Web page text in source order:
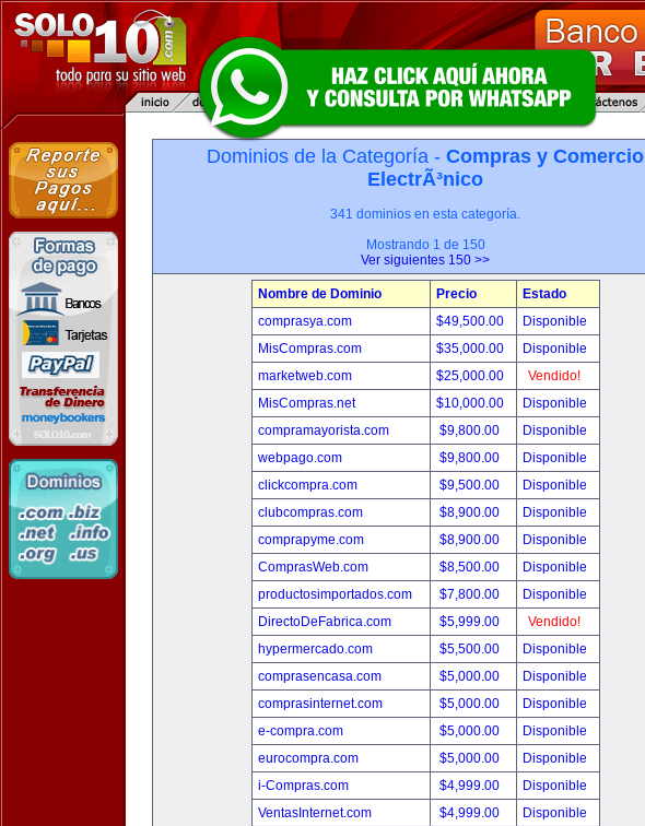
Dominios de la Categoría - Compras y Comercio
ElectrÃ³nico
341 dominios en esta categoría.
Mostrando 1 de 150
Ver siguientes 150 >>
Nombre de Dominio Precio
Estado
comprasya.com
$49,500.00
Disponible
MisCompras.com
$35,000.00
Disponible
marketweb.com
$25,000.00
Vendido!
MisCompras.net
$10,000.00
Disponible
compramayorista.com
$9,800.00
Disponible
webpago.com
$9,800.00
Disponible
clickcompra.com
$9,500.00
Disponible
clubcompras.com
$8,900.00
Disponible
comprapyme.com
$8,900.00
Disponible
ComprasWeb.com
$8,500.00
Disponible
productosimportados.com
$7,800.00
Disponible
DirectoDeFabrica.com
$5,999.00
Vendido!
hypermercado.com
$5,500.00
Disponible
comprasencasa.com
$5,000.00
Disponible
comprasinternet.com
$5,000.00
Disponible
e-compra.com
$5,000.00
Disponible
eurocompra.com
$5,000.00
Disponible
i-Compras.com
$4,999.00
Disponible
VentasInternet.com
$4,999.00
Disponible